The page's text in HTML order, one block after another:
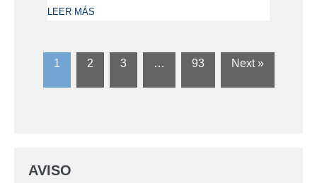
LEER MÁS
1 2 3 … 93 Next »
AVISO